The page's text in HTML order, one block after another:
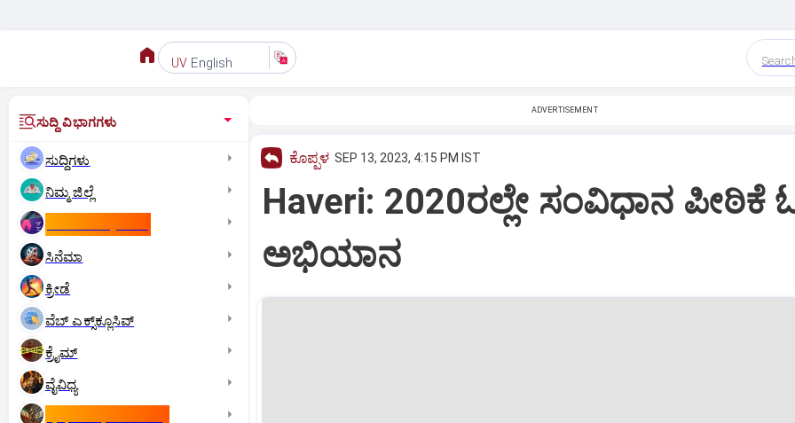
UV English
ಸುದ್ದಿ ವಿಭಾಗಗಳು
ಸುದ್ದಿಗಳು
ನಿಮ್ಮ ಜಿಲ್ಲೆ
ಸಿನೆಮಾ
ಕ್ರೀಡೆ
ವೆಬ್ ಎಕ್ಸ್‌ಕ್ಲೂಸಿವ್
ಕ್ರೈಮ್
ವೈವಿಧ್ಯ
ADVERTISEMENT
ಕೊಪ್ಪಳ SEP 13, 2023, 4:15 PM IST
Haveri: 2020ರಲ್ಲೇ ಸಂವಿಧಾನ ಪೀಠಿಕೆ
ಅಭಿಯಾನ